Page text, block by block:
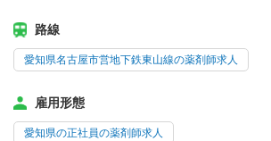
路線
愛知県名古屋市営地下鉄東山線の薬剤師求人
雇用形態
愛知県の正社員の薬剤師求人